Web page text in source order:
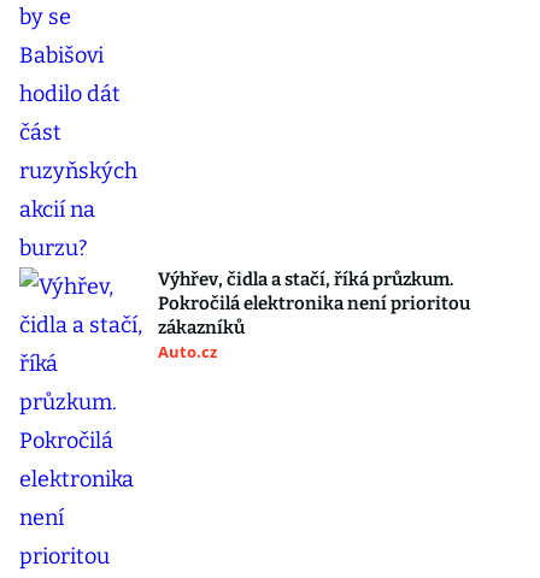
Výhřev, čidla a stačí, říká průzkum.
Pokročilá elektronika není prioritou
zákazníků
Auto.cz